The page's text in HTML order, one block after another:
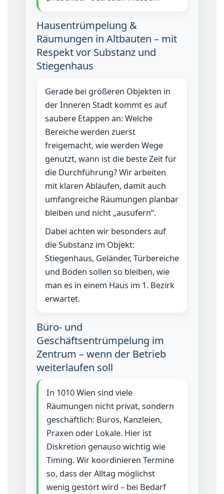
Hausentrümpelung &
Räumungen in Altbauten – mit
Respekt vor Substanz und
Stiegenhaus
Gerade bei größeren Objekten in
der Inneren Stadt kommt es auf
saubere Etappen an: Welche
Bereiche werden zuerst
freigemacht, wie werden Wege
genutzt, wann ist die beste Zeit für
die Durchführung? Wir arbeiten
mit klaren Abläufen, damit auch
umfangreiche Räumungen planbar
bleiben und nicht „ausufern“.
Dabei achten wir besonders auf
die Substanz im Objekt:
Stiegenhaus, Geländer, Türbereiche
und Böden sollen so bleiben, wie
man es in einem Haus im 1. Bezirk
erwartet.
Büro- und
Geschäftsentrümpelung im
Zentrum – wenn der Betrieb
weiterlaufen soll
In 1010 Wien sind viele
Räumungen nicht privat, sondern
geschäftlich: Büros, Kanzleien,
Praxen oder Lokale. Hier ist
Diskretion genauso wichtig wie
Timing. Wir koordinieren Termine
so, dass der Alltag möglichst
wenig gestört wird – bei Bedarf